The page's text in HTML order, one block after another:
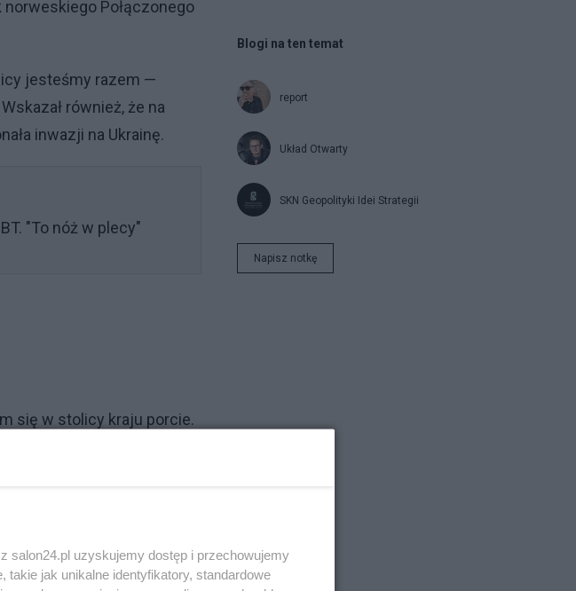
Połączonego
jesteśmy razem —
również, że na
inwazji na Ukrainę.
"To nóż w plecy"
się w stolicy kraju porcie.
amerykańskiego
sojusznikiem, USA.
Blogi na ten temat
report
Układ Otwarty
SKN Geopolityki Idei Strategii
Napisz notkę
salon24.pl uzyskujemy dostęp i przechowujemy
jak unikalne identyfikatory, standardowe